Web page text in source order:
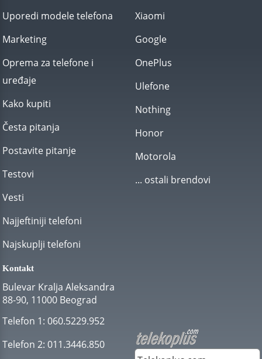
Uporedi modele telefona
Marketing
Oprema za telefone i
uređaje
Kako kupiti
Česta pitanja
Postavite pitanje
Testovi
Vesti
Najjeftiniji telefoni
Najskuplji telefoni
Xiaomi
Google
OnePlus
Ulefone
Nothing
Honor
Motorola
... ostali brendovi
Kontakt
Bulevar Kralja Aleksandra
88-90, 11000 Beograd
Telefon 1: 060.5229.952
Telefon 2: 011.3446.850